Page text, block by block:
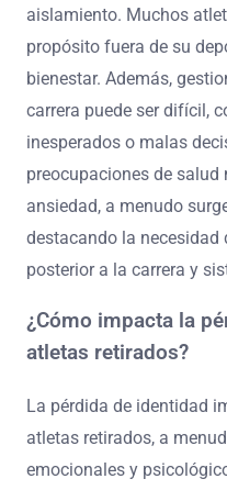
aislamiento. Muchos
propósito fuera de su
bienestar. Además,
carrera puede ser difícil,
inesperados o malas
preocupaciones de
ansiedad, a menudo
destacando la
posterior a la carrera y
¿Cómo impacta la
atletas retirados?
La pérdida de identidad
atletas retirados, a
emocionales y